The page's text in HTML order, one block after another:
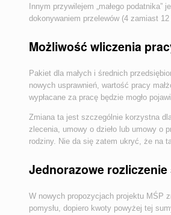
Innym przywilejem „małego
dokonywaniem przelewów (4 zamiast
Możliwość wliczenia
Pakiet dla małych i średnich
nowych usprawnień, wartość pracy
wypłacane za pracę będzie mogło
Zmiana ta jest szczególnie korzystna
zlecenia, umowy o dzieło lub umowy o
rodziny. Nie da się zatem ukryć, że na
Jednorazowe
W nowych propozycjach projektu MŚP
pomysłu, dopiero kwoty powyżej tej